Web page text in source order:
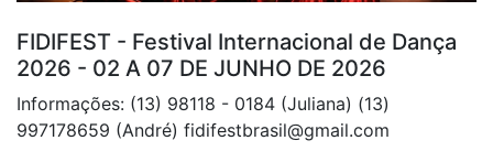
FIDIFEST - Festival Internacional de Dança
2026 - 02 A 07 DE JUNHO DE 2026
Informações: (13) 98118 - 0184 (Juliana) (13)
997178659 (André) fidifestbrasil@gmail.com